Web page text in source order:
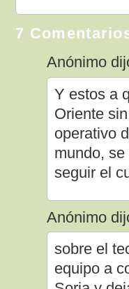
7
Anónimo
Y estos a
Oriente
operativo
mundo,
seguir el
Anónimo
sobre el
equipo a